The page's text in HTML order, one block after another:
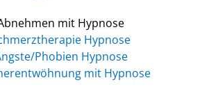
mit Hypnose
Hypnose
Phobien Hypnose
mit Hypnose